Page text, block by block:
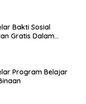
Bakti Sosial
Gratis Dalam
Program Belajar